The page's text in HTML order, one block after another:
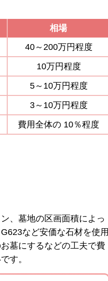
相場
40～200万円程度
10万円程度
5～10万円程度
3～10万円程度
費用全体の 10％程度
、墓地の区画面積によっ
など安価な石材を使用
墓にするなどの工夫で費
す。